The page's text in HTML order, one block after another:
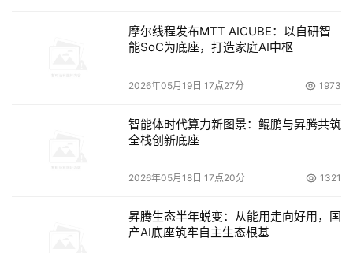
摩尔线程发布MTT AICUBE：以自研智
能SoC为底座，打造家庭AI中枢
2026年05月19日 17点27分 1973
智能体时代算力新图景：鲲鹏与昇腾共筑
全栈创新底座
2026年05月18日 17点20分 1321
昇腾生态半年蜕变：从能用走向好用，国
产AI底座筑牢自主生态根基